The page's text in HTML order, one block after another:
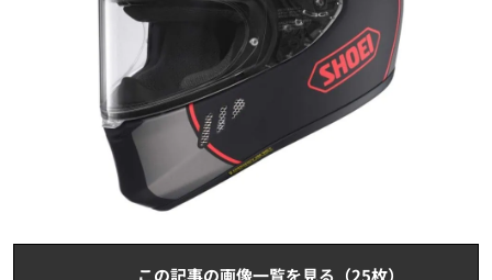
この記事の画像一覧を見る（25枚）